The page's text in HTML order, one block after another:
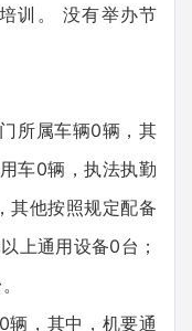
训。 没有举办节
所属车辆0辆，其
车0辆，执法执勤
其他按照规定配备
上通用设备0台；
，其中，机要通